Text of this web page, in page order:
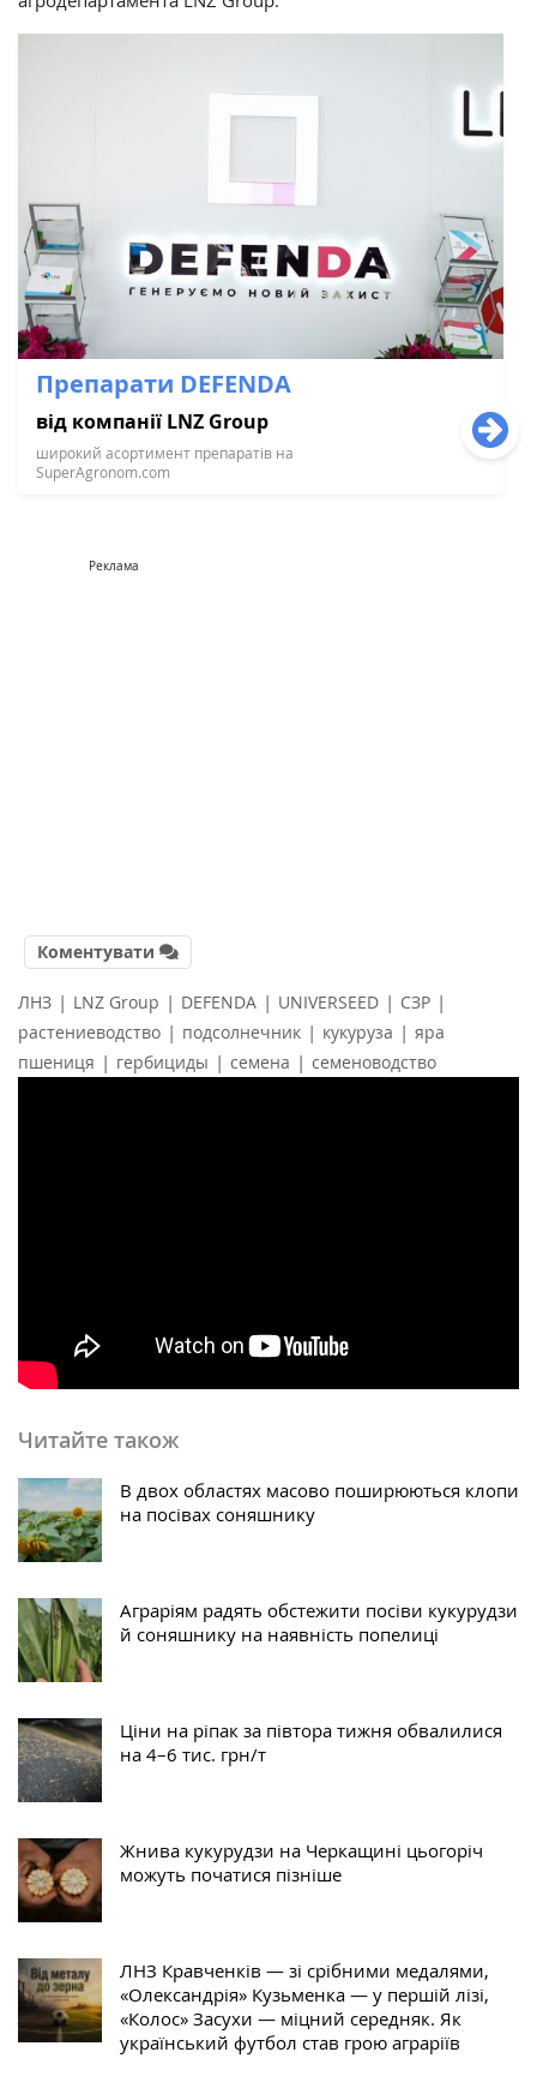
Препарати DEFENDA
від компанії LNZ Group
широкий асортимент препаратів на
SuperAgronom.com
Реклама
Коментувати
ЛНЗ | LNZ Group | DEFENDA | UNIVERSEED | СЗР |
растениеводство | подсолнечник | кукуруза | яра
пшениця | гербициды | семена | семеноводство
Читайте також
В двох областях масово поширюються клопи
на посівах соняшнику
Аграріям радять обстежити посіви кукурудзи
й соняшнику на наявність попелиці
Ціни на ріпак за півтора тижня обвалилися
на 4–6 тис. грн/т
Жнива кукурудзи на Черкащині цьогоріч
можуть початися пізніше
ЛНЗ Кравченків — зі срібними медалями,
«Олександрія» Кузьменка — у першій лізі,
«Колос» Засухи — міцний середняк. Як
український футбол став грою аграріїв